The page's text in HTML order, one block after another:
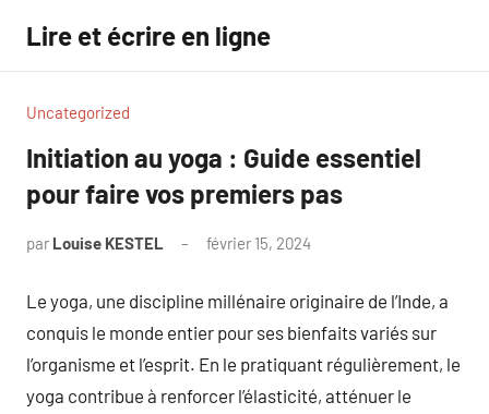
contenu
Lire et écrire en ligne
Uncategorized
Initiation au yoga : Guide essentiel
pour faire vos premiers pas
par Louise KESTEL février 15, 2024
Le yoga, une discipline millénaire originaire de l’Inde, a
conquis le monde entier pour ses bienfaits variés sur
l’organisme et l’esprit. En le pratiquant régulièrement, le
yoga contribue à renforcer l’élasticité, atténuer le